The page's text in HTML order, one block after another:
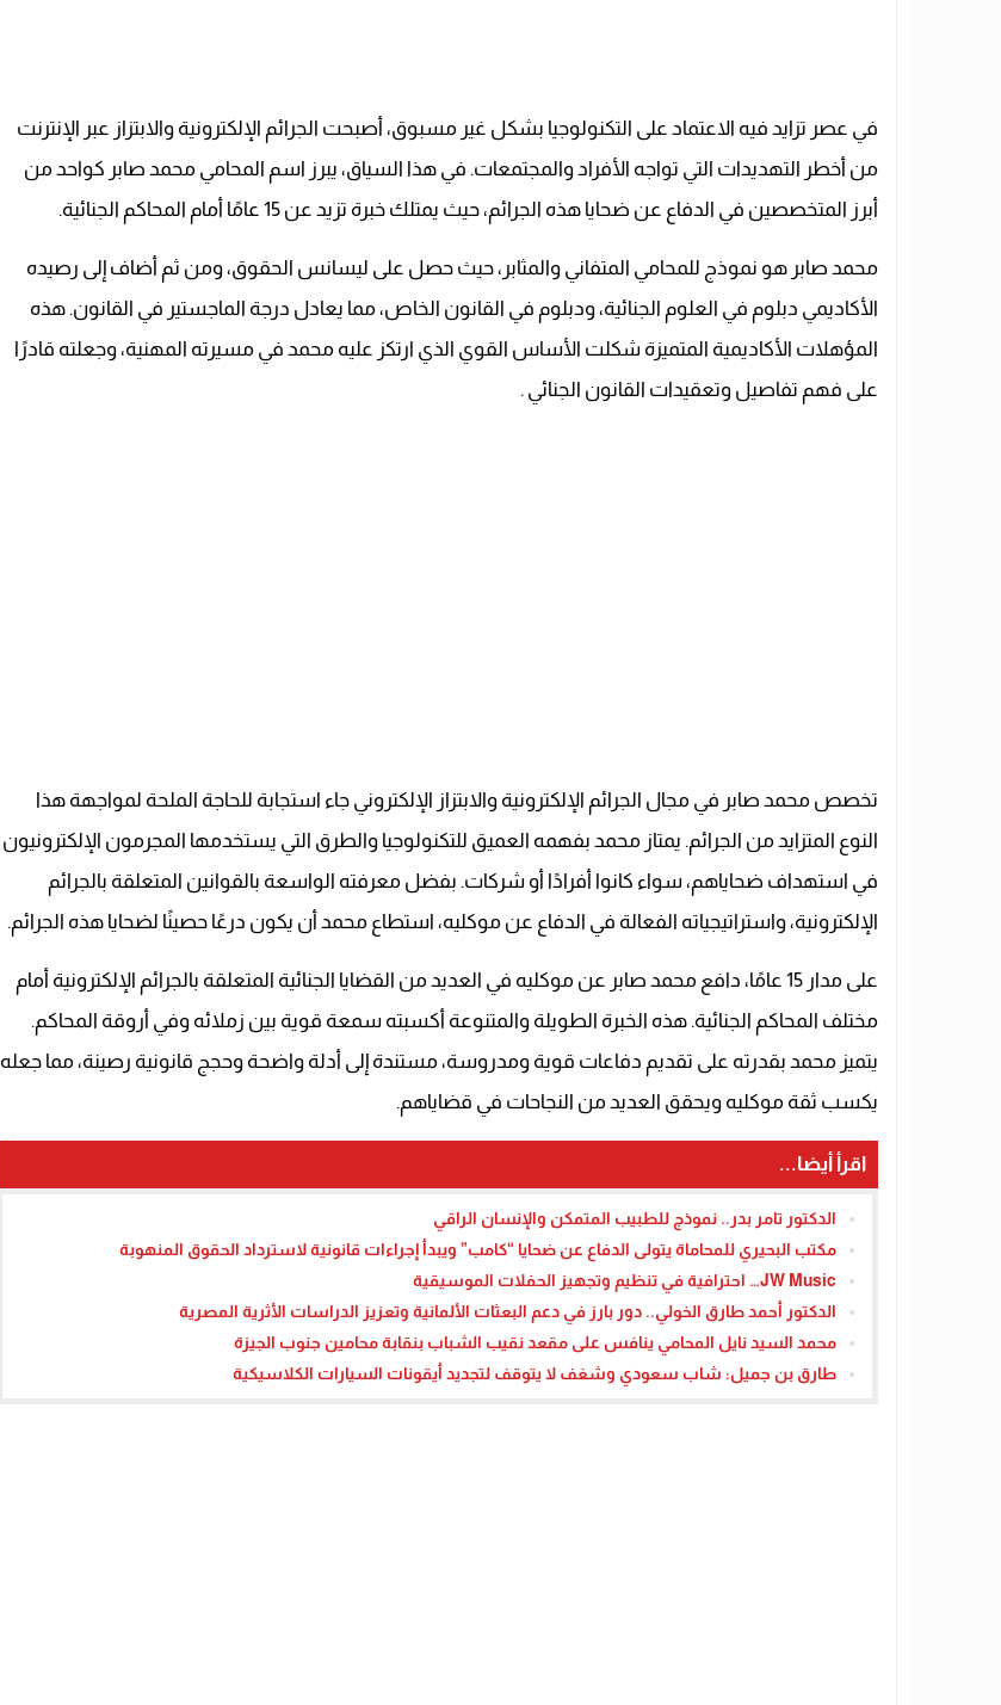
في عصر تزايد فيه الاعتماد على التكنولوجيا بشكل غير مسبوق، أصبحت الجرائم الإلكترونية والابتزاز عبر الإنترنت
من أخطر التهديدات التي تواجه الأفراد والمجتمعات. في هذا السياق، يبرز اسم المحامي محمد صابر كواحد من
أبرز المتخصصين في الدفاع عن ضحايا هذه الجرائم، حيث يمتلك خبرة تزيد عن 15 عامًا أمام المحاكم الجنائية.
محمد صابر هو نموذج للمحامي المتفاني والمثابر، حيث حصل على ليسانس الحقوق، ومن ثم أضاف إلى رصيده
الأكاديمي دبلوم في العلوم الجنائية، ودبلوم في القانون الخاص، مما يعادل درجة الماجستير في القانون. هذه
المؤهلات الأكاديمية المتميزة شكلت الأساس القوي الذي ارتكز عليه محمد في مسيرته المهنية، وجعلته قادرًا
على فهم تفاصيل وتعقيدات القانون الجنائي .
تخصص محمد صابر في مجال الجرائم الإلكترونية والابتزاز الإلكتروني جاء استجابة للحاجة الملحة لمواجهة هذا
النوع المتزايد من الجرائم. يمتاز محمد بفهمه العميق للتكنولوجيا والطرق التي يستخدمها المجرمون الإلكترونيون
في استهداف ضحاياهم، سواء كانوا أفرادًا أو شركات. بفضل معرفته الواسعة بالقوانين المتعلقة بالجرائم
الإلكترونية، واستراتيجياته الفعالة في الدفاع عن موكليه، استطاع محمد أن يكون درعًا حصينًا لضحايا هذه الجرائم.
على مدار 15 عامًا، دافع محمد صابر عن موكليه في العديد من القضايا الجنائية المتعلقة بالجرائم الإلكترونية أمام
مختلف المحاكم الجنائية. هذه الخبرة الطويلة والمتنوعة أكسبته سمعة قوية بين زملائه وفي أروقة المحاكم.
يتميز محمد بقدرته على تقديم دفاعات قوية ومدروسة، مستندة إلى أدلة واضحة وحجج قانونية رصينة، مما جعله
يكسب ثقة موكليه ويحقق العديد من النجاحات في قضاياهم.
اقرأ أيضا...
الدكتور تامر بدر.. نموذج للطبيب المتمكن والإنسان الراقي
مكتب البحيري للمحاماة يتولى الدفاع عن ضحايا “كامب” ويبدأ إجراءات قانونية لاسترداد الحقوق المنهوبة
JW Music… احترافية في تنظيم وتجهيز الحفلات الموسيقية
الدكتور أحمد طارق الخولي.. دور بارز في دعم البعثات الألمانية وتعزيز الدراسات الأثرية المصرية
محمد السيد نايل المحامي ينافس على مقعد نقيب الشباب بنقابة محامين جنوب الجيزة
طارق بن جميل: شاب سعودي وشغف لا يتوقف لتجديد أيقونات السيارات الكلاسيكية